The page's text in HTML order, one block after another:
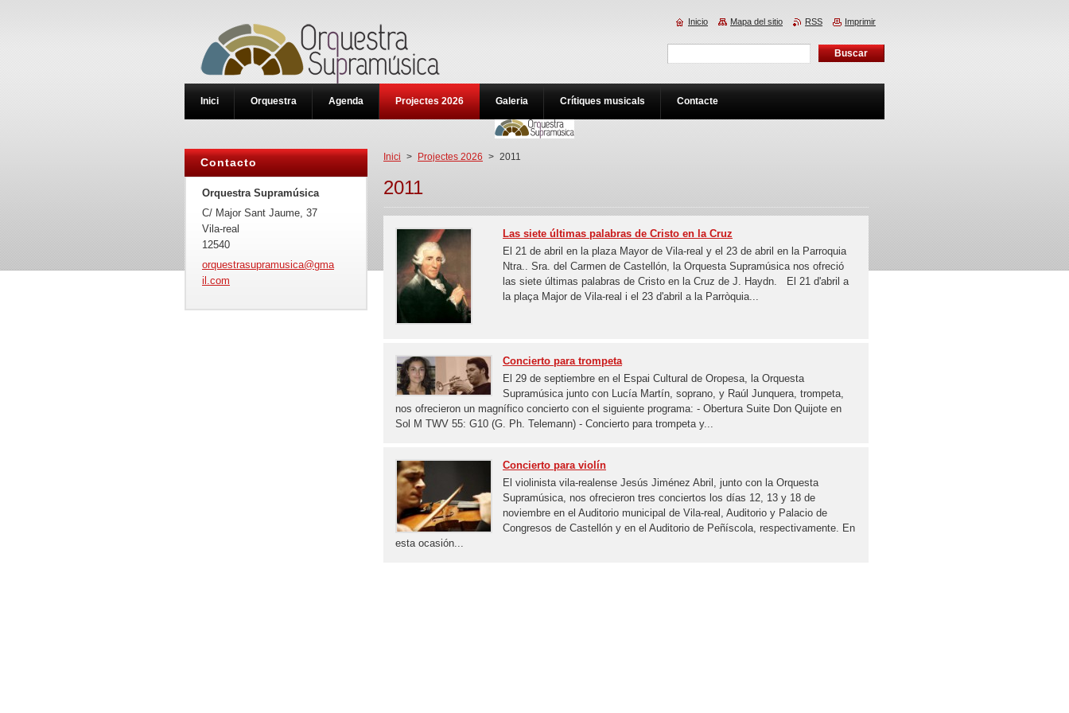
Inici > Projectes 2026 > 2011
2011
Las siete últimas palabras de Cristo en la Cruz
El 21 de abril en la plaza Mayor de Vila-real y el 23 de abril en la Parroquia
Ntra.. Sra. del Carmen de Castellón, la Orquesta Supramúsica nos ofreció
las siete últimas palabras de Cristo en la Cruz de J. Haydn. El 21 d'abril a
la plaça Major de Vila-real i el 23 d'abril a la Parròquia...
Concierto para trompeta
El 29 de septiembre en el Espai Cultural de Oropesa, la Orquesta
Supramúsica junto con Lucía Martín, soprano, y Raúl Junquera, trompeta,
nos ofrecieron un magnífico concierto con el siguiente programa: - Obertura Suite Don Quijote en
Sol M TWV 55: G10 (G. Ph. Telemann) - Concierto para trompeta y...
Concierto para violín
El violinista vila-realense Jesús Jiménez Abril, junto con la Orquesta
Supramúsica, nos ofrecieron tres conciertos los días 12, 13 y 18 de
noviembre en el Auditorio municipal de Vila-real, Auditorio y Palacio de
Congresos de Castellón y en el Auditorio de Peñíscola, respectivamente. En
esta ocasión...
Contacto
Orquestra Supramúsica
C/ Major Sant Jaume, 37
Vila-real
12540
orquestrasupramusica@gma
il.com
Inici Orquestra Agenda Projectes 2026 Galeria Crítiques musicals Contacte
Inicio Mapa del sitio RSS Imprimir